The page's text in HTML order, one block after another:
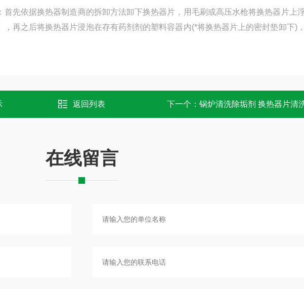
依据换热器制造商的拆卸方法卸下换热器片，用毛刷或高压水枪将换热器片上
再之后将换热器片浸泡在存有药剂剂的塑料容器内(*将换热器片上的密封垫卸下)
返回列表 下一个： 锅炉清洗除垢剂 换热器片清
在线留言